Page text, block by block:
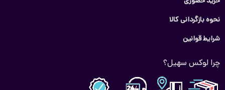
نحوه بازگردانی کالا
شرایط قوانین
چرا لوکس سهیل؟